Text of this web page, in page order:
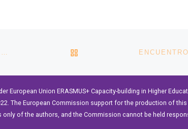
VOLVER A LA LISTA DE
European Union ERASMUS+ Capacity-building in Higher
The European Commission support for the production of
of the authors, and the Commission cannot be held